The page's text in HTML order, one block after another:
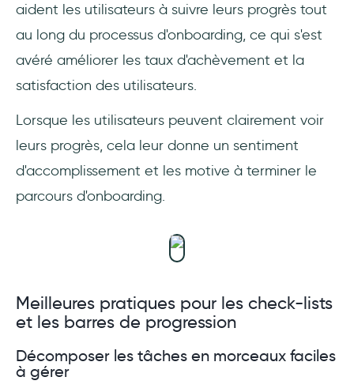
aident les utilisateurs à suivre leurs progrès tout
au long du processus d'onboarding, ce qui s'est
avéré améliorer les taux d'achèvement et la
satisfaction des utilisateurs.
Lorsque les utilisateurs peuvent clairement voir
leurs progrès, cela leur donne un sentiment
d'accomplissement et les motive à terminer le
parcours d'onboarding.
Meilleures pratiques pour les check-lists
et les barres de progression
Décomposer les tâches en morceaux faciles
à gérer